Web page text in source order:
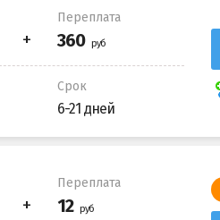
Переплата
Срок
6-21 дней
Переплата